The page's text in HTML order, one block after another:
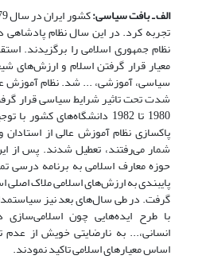
الف ـ بافت سیاسی:
تجربه کرد. در این سال نظام
نظام جمهوری اسلامی را برگزیدند.
معیار قرار گرفتن اسلام و ارزش‌های
سیاسی، آموزشی، ... شد. نظام آموزش
شدت تحت تاثیر شرایط سیاسی قرار
1980 تا 1982 دانشگاه‌های
پاکسازی نظام آموزش عالی از
شمار می‌رفتند، تعطیل شدند. پس از
حوزه معارف اسلامی به برنامه درسی
پایبندی به ارزش‌های اسلامی ملاک اصلی
گرفت. در طی سال‌های بعد نیز
با طرح ایده‌هایی چون اسلامی‌سازی
انسانی،... به نارضایتی خویش از عدم
اساس معیارهای اسلامی تاکید نمودند.